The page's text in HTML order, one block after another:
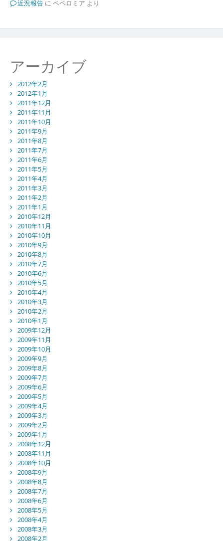
近況報告に ペペロミア より
アーカイブ
2012年2月
2012年1月
2011年12月
2011年11月
2011年10月
2011年9月
2011年8月
2011年7月
2011年6月
2011年5月
2011年4月
2011年3月
2011年2月
2011年1月
2010年12月
2010年11月
2010年10月
2010年9月
2010年8月
2010年7月
2010年6月
2010年5月
2010年4月
2010年3月
2010年2月
2010年1月
2009年12月
2009年11月
2009年10月
2009年9月
2009年8月
2009年7月
2009年6月
2009年5月
2009年4月
2009年3月
2009年2月
2009年1月
2008年12月
2008年11月
2008年10月
2008年9月
2008年8月
2008年7月
2008年6月
2008年5月
2008年4月
2008年3月
2008年2月